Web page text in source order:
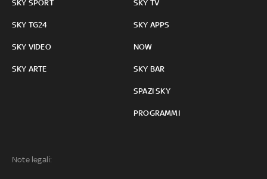
SKY SPORT
SKY TG24
SKY VIDEO
SKY ARTE
SKY TV
SKY APPS
NOW
SKY BAR
SPAZI SKY
PROGRAMMI
Note legali: